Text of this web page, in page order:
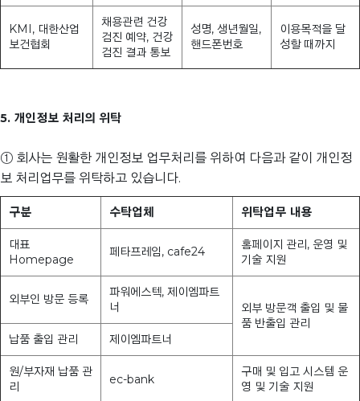
KMI, 대한산업
보건협회
채용관련 건강
검진 예약, 건강
검진 결과 통보
성명, 생년월일,
핸드폰번호
이용목적을 달
성할 때까지
5. 개인정보 처리의 위탁
① 회사는 원활한 개인정보 업무처리를 위하여 다음과 같이 개인정
보 처리업무를 위탁하고 있습니다.
구분 수탁업체 위탁업무 내용
대표
Homepage
페타프레임, cafe24
홈페이지 관리, 운영 및
기술 지원
외부인 방문 등록
파워에스텍, 제이엠파트
너
외부 방문객 출입 및 물
품 반출입 관리
납품 출입 관리
제이엠파트너
원/부자재 납품 관
리
ec-bank
구매 및 입고 시스템 운
영 및 기술 지원